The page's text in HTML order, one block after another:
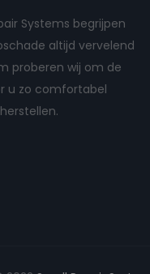
Systems begrijpen
altijd vervelend
proberen wij om de
u zo comfortabel